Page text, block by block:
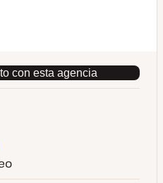
con esta agencia